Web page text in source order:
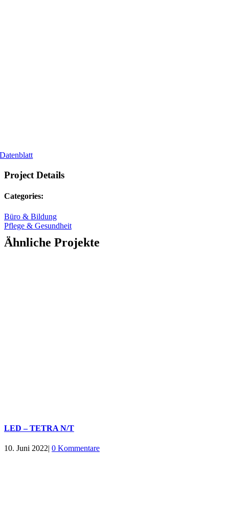
Datenblatt
Project Details
Categories:
Büro & Bildung
Pflege & Gesundheit
Ähnliche Projekte
LED – TETRA N/T
10. Juni 2022| 0 Kommentare